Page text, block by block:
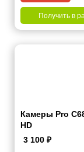
Получить в
Камеры Pro
HD
3 100 ₽